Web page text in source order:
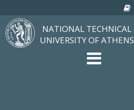
NATIONAL TECHNICAL
UNIVERSITY OF ATHENS